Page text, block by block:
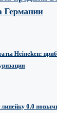
Германии
Heineken:
0.0